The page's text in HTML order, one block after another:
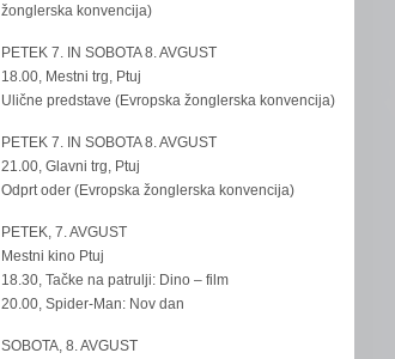
žonglerska konvencija)
PETEK 7. IN SOBOTA 8. AVGUST
18.00, Mestni trg, Ptuj
Ulične predstave (Evropska žonglerska konvencija)
PETEK 7. IN SOBOTA 8. AVGUST
21.00, Glavni trg, Ptuj
Odprt oder (Evropska žonglerska konvencija)
PETEK, 7. AVGUST
Mestni kino Ptuj
18.30, Tačke na patrulji: Dino – film
20.00, Spider-Man: Nov dan
SOBOTA, 8. AVGUST